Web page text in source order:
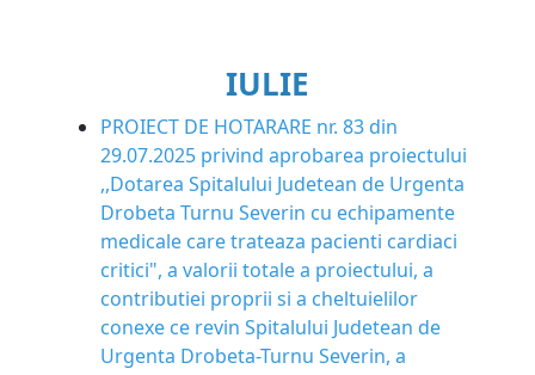
IULIE
PROIECT DE HOTARARE nr. 83 din
29.07.2025 privind aprobarea proiectului
,,Dotarea Spitalului Judetean de Urgenta
Drobeta ­Turnu Severin cu echipamente
medicale care trateaza pacienti cardiaci
critici", a valorii totale a proiectului, a
contributiei proprii si a cheltuielilor
conexe ce revin Spitalului Judetean de
Urgenta Drobeta-Turnu Severin, a